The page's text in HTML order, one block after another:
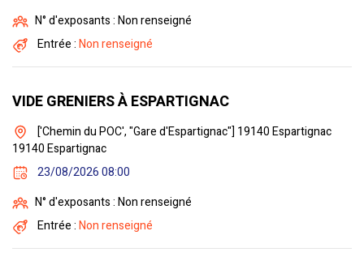
N° d'exposants : Non renseigné
Entrée :Non renseigné
VIDE GRENIERS À ESPARTIGNAC
['Chemin du POC', "Gare d'Espartignac"] 19140 Espartignac
19140 Espartignac
23/08/2026 08:00
N° d'exposants : Non renseigné
Entrée :Non renseigné